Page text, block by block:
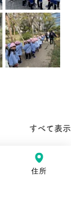
すべて表示
住所